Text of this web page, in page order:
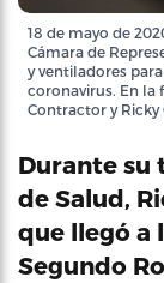
18 de mayo de
Cámara de
y ventiladores
coronavirus. En la
Contractor y Ricky
Durante su
de Salud,
que llegó a
Segundo